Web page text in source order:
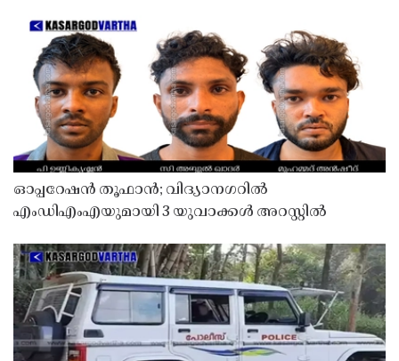
ഓപ്പറേഷൻ തൂഫാൻ; വിദ്യാനഗറിൽ
എംഡിഎംഎയുമായി 3 യുവാക്കൾ അറസ്റ്റിൽ